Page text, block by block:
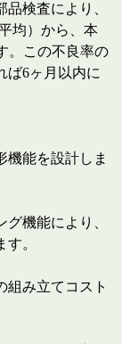
検査により、
均）から、本
。この不良率の
ば6ヶ月以内に
機能を設計しま
機能により、
。
組み立てコスト